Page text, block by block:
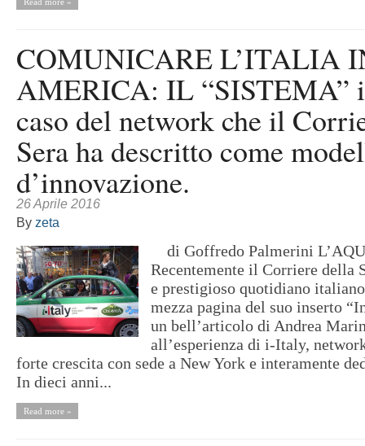
COMUNICARE L’ITALIA
AMERICA: IL
caso del network che il
Sera ha descritto come
d’innovazione.
26 Aprile 2016
By zeta
di Goffredo Palmerini
Recentemente il Corriere della
e prestigioso quotidiano
mezza pagina del suo inserto
un bell’articolo di Andrea
all’esperienza di i-Italy,
forte crescita con sede a New York e interamente
In dieci anni...
Read more »